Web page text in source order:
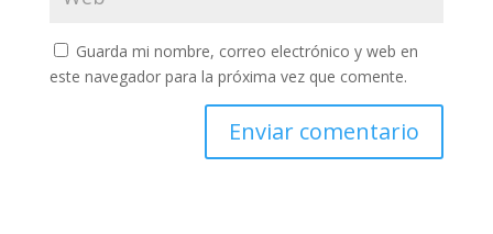
Guarda mi nombre, correo electrónico y web en
este navegador para la próxima vez que comente.